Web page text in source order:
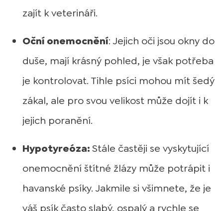
zajít k veterináři.
Oční onemocnění: Jejich oči jsou okny do
duše, mají krásný pohled, je však potřeba
je kontrolovat. Tihle psíci mohou mít šedý
zákal, ale pro svou velikost může dojít i k
jejich poranění.
Hypotyreóza:Stále častěji se vyskytující
onemocnění štítné žlázy může potrápit i
havanské psíky. Jakmile si všimnete, že je
váš psík často slabý, ospalý a rychle se